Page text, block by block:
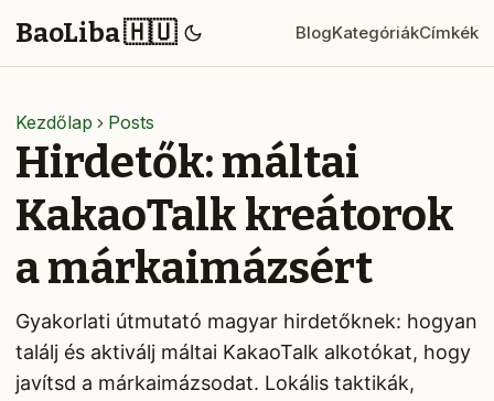
BaoLiba 🇭🇺 BlogKategóriákCímkék
Kezdőlap Posts
Hirdetők: máltai
KakaoTalk kreátorok
a márkaimázsért
Gyakorlati útmutató magyar hirdetőknek: hogyan
találj és aktiválj máltai KakaoTalk alkotókat, hogy
javítsd a márkaimázsodat. Lokális taktikák,